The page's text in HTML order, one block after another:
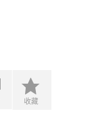
收藏